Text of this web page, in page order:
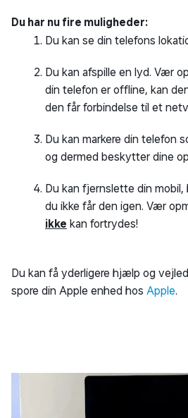
Du har nu fire muligheder:
Du kan se din telefons
Du kan afspille en lyd. Vær
din telefon er offline, kan
den får forbindelse til et
Du kan markere din telefon
og dermed beskytter dine
Du kan fjernslette din mobil,
du ikke får den igen. Vær
ikke kan fortrydes!
Du kan få yderligere hjælp og
spore din Apple enhed hos Apple.